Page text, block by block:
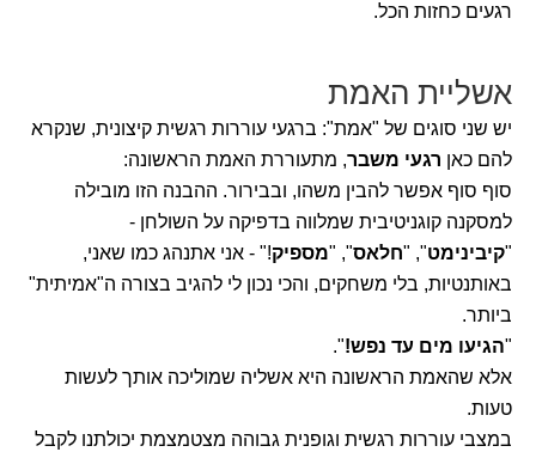
רגעים כחזות הכל.
אשליית האמת
יש שני סוגים של "אמת": ברגעי עוררות רגשית קיצונית, שנקרא
להם כאן רגעי משבר, מתעוררת האמת הראשונה:
סוף סוף אפשר להבין משהו, ובבירור. ההבנה הזו מובילה
למסקנה קוגניטיבית שמלווה בדפיקה על השולחן -
"קיבינימט", "חלאס", "מספיק!" - אני אתנהג כמו שאני,
באותנטיות, בלי משחקים, והכי נכון לי להגיב בצורה ה"אמיתית"
ביותר.
"הגיעו מים עד נפש!".
אלא שהאמת הראשונה היא אשליה שמוליכה אותך לעשות
טעות.
במצבי עוררות רגשית וגופנית גבוהה מצטמצמת יכולתנו לקבל